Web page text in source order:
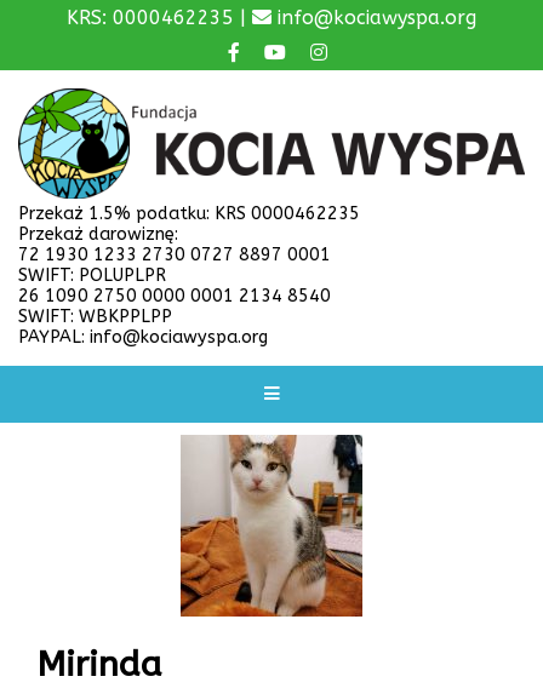
KRS: 0000462235 | info@kociawyspa.org
Przekaż 1.5% podatku: KRS 0000462235
Przekaż darowiznę:
72 1930 1233 2730 0727 8897 0001
SWIFT: POLUPLPR
26 1090 2750 0000 0001 2134 8540
SWIFT: WBKPPLPP
PAYPAL: info@kociawyspa.org
Mirinda